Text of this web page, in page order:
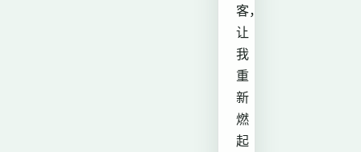
客，
让
我
重
新
燃
起